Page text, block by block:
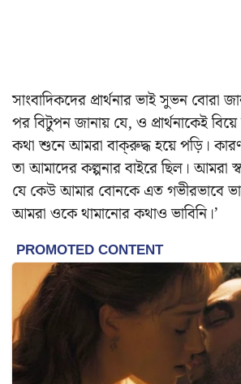
সাংবাদিকদের প্রার্থনার ভাই সুভন বোরা
পর বিটুপন জানায় যে, ও প্রার্থনাকেই
কথা শুনে আমরা বাক্‌রুদ্ধ হয়ে পড়ি।
তা আমাদের কল্পনার বাইরে ছিল। আমরা
যে কেউ আমার বোনকে এত গভীরভাবে
আমরা ওকে থামানোর কথাও ভাবিনি।’